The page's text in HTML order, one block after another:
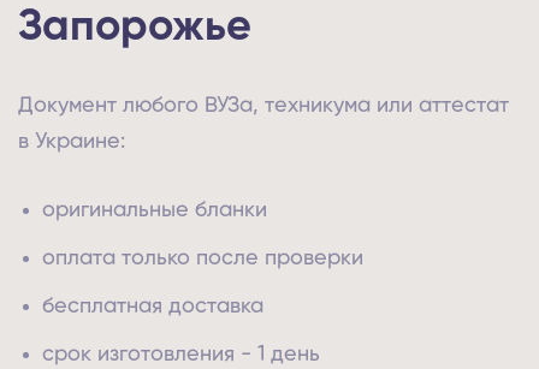
Запорожье
Документ любого ВУЗа, техникума или аттестат
в Украине:
оригинальные бланки
оплата только после проверки
бесплатная доставка
срок изготовления - 1 день